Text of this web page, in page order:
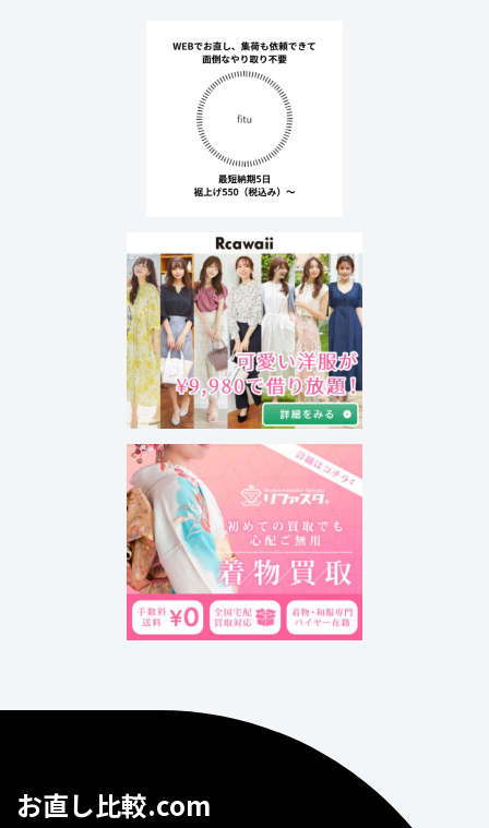
お直し比較.com